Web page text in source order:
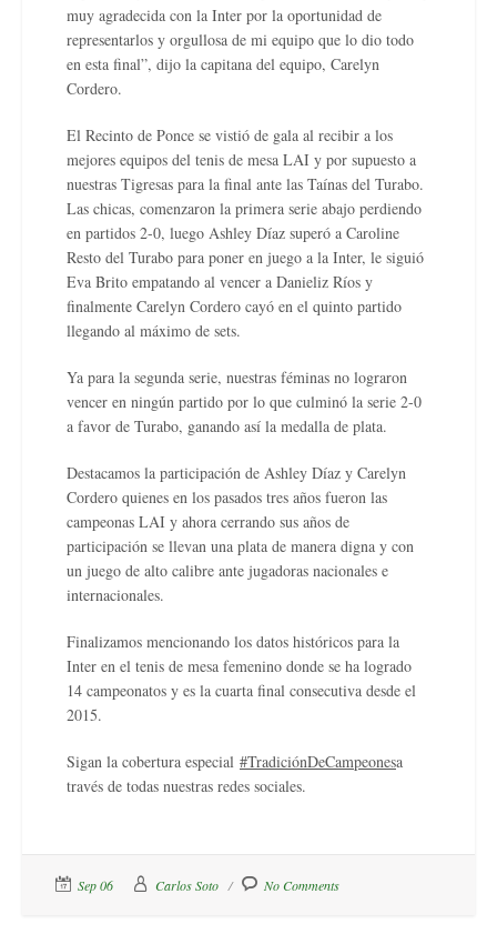
muy agradecida con la Inter por la oportunidad de
representarlos y orgullosa de mi equipo que lo dio todo
en esta final”, dijo la capitana del equipo, Carelyn
Cordero.
El Recinto de Ponce se vistió de gala al recibir a los
mejores equipos del tenis de mesa LAI y por supuesto a
nuestras Tigresas para la final ante las Taínas del Turabo.
Las chicas, comenzaron la primera serie abajo perdiendo
en partidos 2-0, luego Ashley Díaz superó a Caroline
Resto del Turabo para poner en juego a la Inter, le siguió
Eva Brito empatando al vencer a Danieliz Ríos y
finalmente Carelyn Cordero cayó en el quinto partido
llegando al máximo de sets.
Ya para la segunda serie, nuestras féminas no lograron
vencer en ningún partido por lo que culminó la serie 2-0
a favor de Turabo, ganando así la medalla de plata.
Destacamos la participación de Ashley Díaz y Carelyn
Cordero quienes en los pasados tres años fueron las
campeonas LAI y ahora cerrando sus años de
participación se llevan una plata de manera digna y con
un juego de alto calibre ante jugadoras nacionales e
internacionales.
Finalizamos mencionando los datos históricos para la
Inter en el tenis de mesa femenino donde se ha logrado
14 campeonatos y es la cuarta final consecutiva desde el
2015.
Sigan la cobertura especial #TradiciónDeCampeonesa
través de todas nuestras redes sociales.
Sep 06 Carlos Soto No Comments